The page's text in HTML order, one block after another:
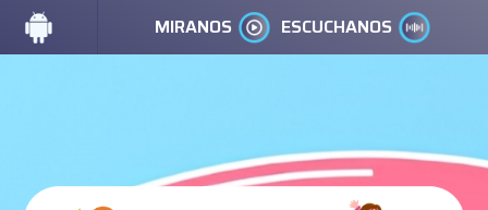
MIRANOS ESCUCHANOS